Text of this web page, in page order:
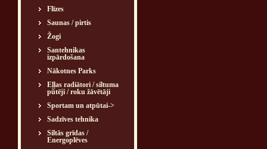
Flīzes
Saunas / pirtis
Žogi
Santehnikas
izpārdošana
Nākotnes Parks
Eļļas radiātori / siltuma
pūtēji / roku žāvētāji
Sportam un atpūtai->
Sadzīves tehnika
Siltās grīdas /
Energoplēves